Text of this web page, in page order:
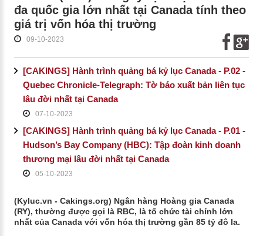
đa quốc gia lớn nhất tại Canada tính theo
giá trị vốn hóa thị trường
09-10-2023
[CAKINGS] Hành trình quảng bá kỷ lục Canada - P.02 -
Quebec Chronicle-Telegraph: Tờ báo xuất bản liên tục
lâu đời nhất tại Canada
07-10-2023
[CAKINGS] Hành trình quảng bá kỷ lục Canada - P.01 -
Hudson’s Bay Company (HBC): Tập đoàn kinh doanh
thương mại lâu đời nhất tại Canada
05-10-2023
(Kyluc.vn - Cakings.org) Ngân hàng Hoàng gia Canada
(RY), thường được gọi là RBC, là tổ chức tài chính lớn
nhất của Canada với vốn hóa thị trường gần 85 tỷ đô la.